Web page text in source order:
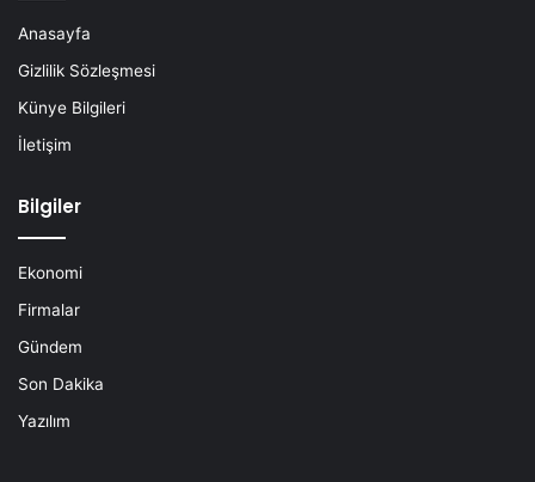
Anasayfa
Gizlilik Sözleşmesi
Künye Bilgileri
İletişim
Bilgiler
Ekonomi
Firmalar
Gündem
Son Dakika
Yazılım